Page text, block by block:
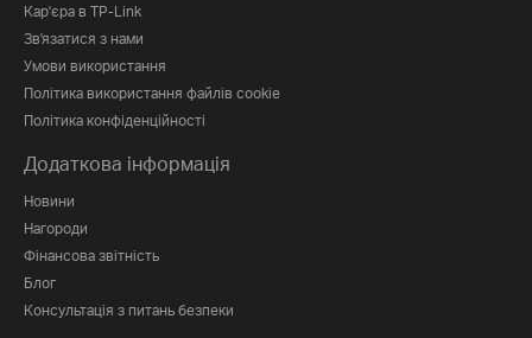
Кар'єра в TP-Link
Зв'язатися з нами
Умови використання
Політика використання файлів cookie
Політика конфіденційності
Додаткова інформація
Новини
Нагороди
Фінансова звітність
Блог
Консультація з питань безпеки